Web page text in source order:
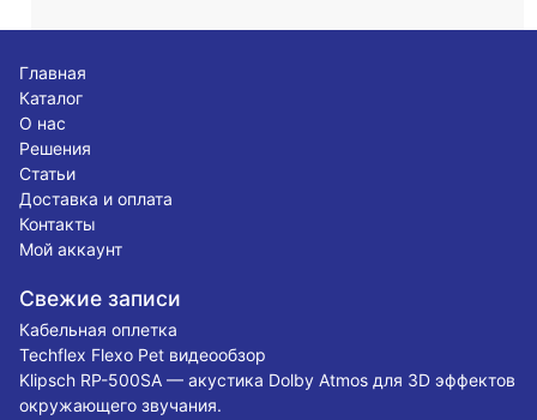
Главная
Каталог
О нас
Решения
Статьи
Доставка и оплата
Контакты
Мой аккаунт
Свежие записи
Кабельная оплетка
Techflex Flexo Pet видеообзор
Klipsch RP-500SA — акустика Dolby Atmos для 3D эффектов
окружающего звучания.